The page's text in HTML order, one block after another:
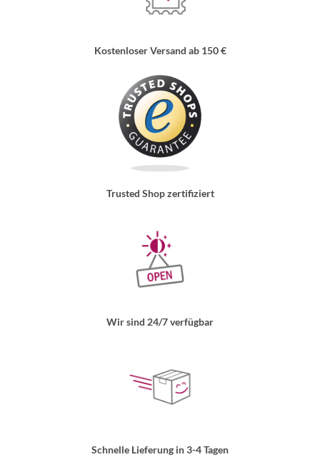
Kostenloser Versand ab 150 €
Trusted Shop zertifiziert
Wir sind 24/7 verfügbar
Schnelle Lieferung in 3-4 Tagen